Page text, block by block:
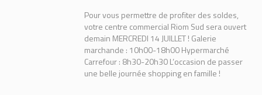
Pour vous permettre de profiter des soldes,
votre centre commercial Riom Sud sera ouvert
demain MERCREDI 14 JUILLET ! Galerie
marchande : 10h00-18h00 Hypermarché
Carrefour : 8h30-20h30 L’occasion de passer
une belle journée shopping en famille !